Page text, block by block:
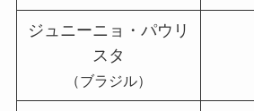
ジュニーニョ・パウリ
スタ
（ブラジル）